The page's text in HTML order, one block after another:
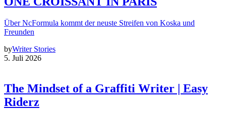
Über NcFormula kommt der neuste Streifen von Koska und
Freunden
byWriter Stories
5. Juli 2026
The Mindset of a Graffiti Writer | Easy
Riderz